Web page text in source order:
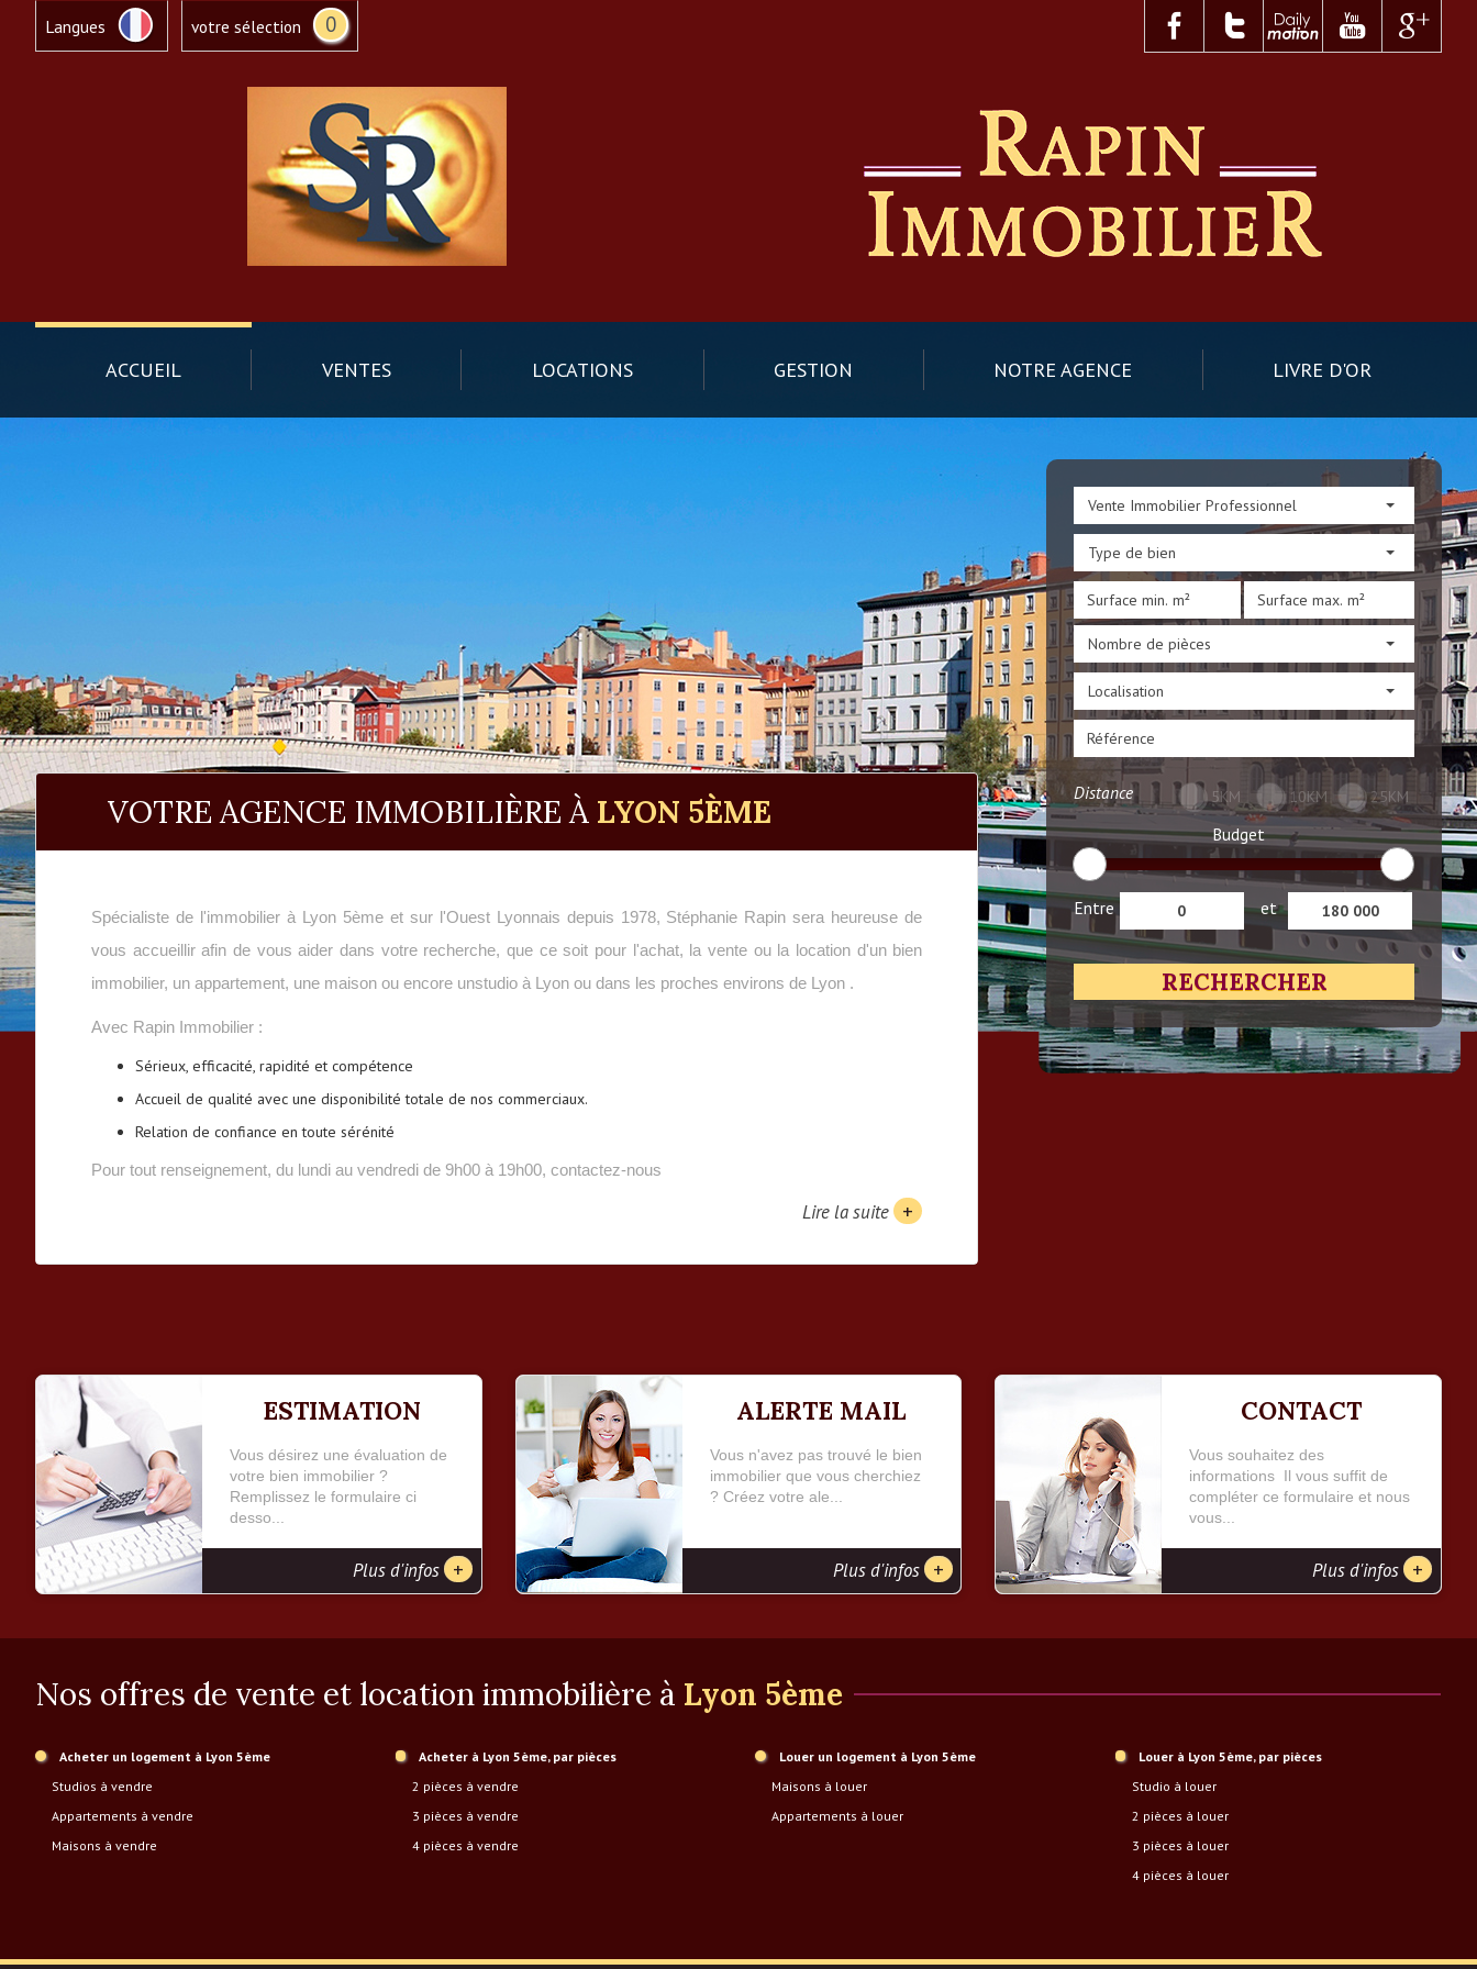
Langues votre sélection 0
ACCUEIL VENTES LOCATIONS GESTION NOTRE AGENCE LIVRE D'OR
Vente Immobilier Professionnel
Type de bien
Nombre de pièces
Localisation
Distance 5KM 10KM 25KM
Budget
Entre et
RECHERCHER
VOTRE AGENCE IMMOBILIÈRE À LYON 5ÈME
Spécialiste de l'immobilier à Lyon 5ème et sur l'Ouest Lyonnais depuis 1978, Stéphanie Rapin sera heureuse de
vous accueillir afin de vous aider dans votre recherche, que ce soit pour l'achat, la vente ou la location d'un bien
immobilier, un appartement, une maison ou encore unstudio à Lyon ou dans les proches environs de Lyon .
Avec Rapin Immobilier :
Sérieux, efficacité, rapidité et compétence
Accueil de qualité avec une disponibilité totale de nos commerciaux.
Relation de confiance en toute sérénité
Pour tout renseignement, du lundi au vendredi de 9h00 à 19h00, contactez-nous
Lire la suite +
ESTIMATION
Vous désirez une évaluation de
votre bien immobilier ?
Remplissez le formulaire ci
desso...
Plus d'infos +
ALERTE MAIL
Vous n'avez pas trouvé le bien
immobilier que vous cherchiez
? Créez votre ale...
Plus d'infos +
CONTACT
Vous souhaitez des
informations Il vous suffit de
compléter ce formulaire et nous
vous...
Plus d'infos +
Nos offres de vente et location immobilière à Lyon 5ème
Acheter un logement à Lyon 5ème
Studios à vendre
Appartements à vendre
Maisons à vendre
Acheter à Lyon 5ème, par pièces
2 pièces à vendre
3 pièces à vendre
4 pièces à vendre
Louer un logement à Lyon 5ème
Maisons à louer
Appartements à louer
Louer à Lyon 5ème, par pièces
studio à louer
2 pièces à louer
3 pièces à louer
4 pièces à louer